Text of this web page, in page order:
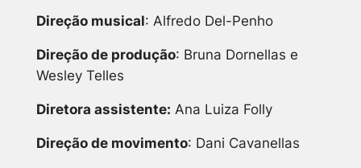
Direção musical: Alfredo Del-Penho
Direção de produção: Bruna Dornellas e
Wesley Telles
Diretora assistente: Ana Luiza Folly
Direção de movimento: Dani Cavanellas